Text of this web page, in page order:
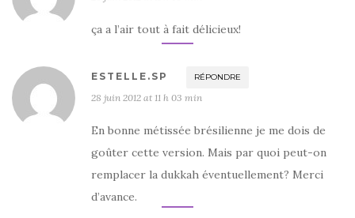
ça a l’air tout à fait délicieux!
ESTELLE.SP RÉPONDRE
28 juin 2012 at 11 h 03 min
En bonne métissée brésilienne je me dois de
goûter cette version. Mais par quoi peut-on
remplacer la dukkah éventuellement? Merci
d’avance.